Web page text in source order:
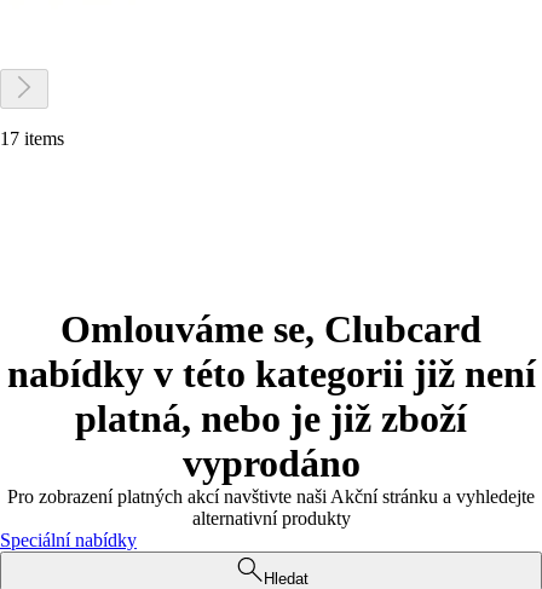
17 items
Omlouváme se, Clubcard
nabídky v této kategorii již není
platná, nebo je již zboží
vyprodáno
Pro zobrazení platných akcí navštivte naši Akční stránku a vyhledejte
alternativní produkty
Speciální nabídky
Hledat